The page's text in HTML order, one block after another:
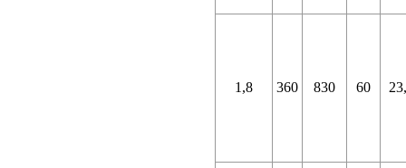
1,8 360 830 60